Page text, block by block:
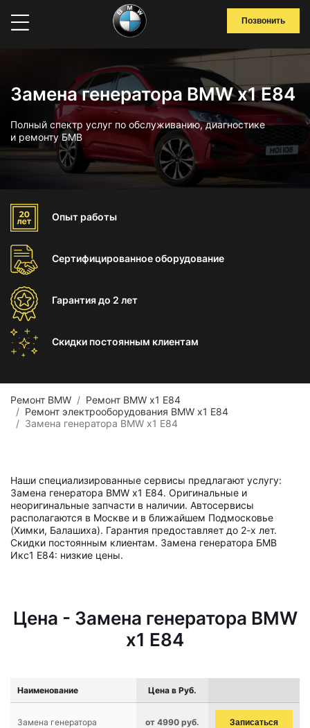
Позвонить
Замена генератора BMW x1 E84
Полный спектр услуг по обслуживанию, диагностике
и ремонту БМВ
Опыт работы
Сертифицированноеоборудование
Гарантиядо 2 лет
Скидки постоянным клиентам
Ремонт BMW
Ремонт BMW x1 E84
Ремонт электрооборудования BMW x1 E84
Замена генератора BMW x1 E84
Наши специализированные сервисы предлагают услугу:
Замена генератора BMW x1 E84. Оригинальные и
неоригинальные запчасти в наличии. Автосервисы
располагаются в Москве и в ближайшем Подмосковье
(Химки, Балашиха). Гарантия предоставляет до 2-х лет.
Скидки постоянным клиентам. Замена генератора БМВ
Икс1 Е84: низкие цены.
Цена - Замена генератора BMW
x1 E84
Наименование Цена в Руб.
Замена генератора от 4990 руб. Записаться